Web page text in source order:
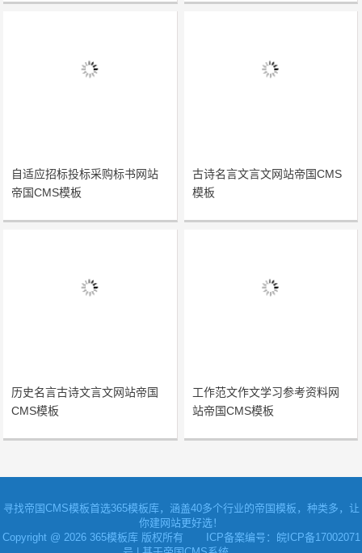
自适应招标投标采购标书网站
帝国CMS模板
古诗名言文言文网站帝国CMS
模板
历史名言古诗文言文网站帝国
CMS模板
工作范文作文学习参考资料网
站帝国CMS模板
寻找帝国CMS模板首选365模板库，涵盖40多个行业的帝国模板，种类多，让
你建网站更好选！
Copyright @ 2026 365模板库 版权所有
ICP备案编号：皖ICP备17002071